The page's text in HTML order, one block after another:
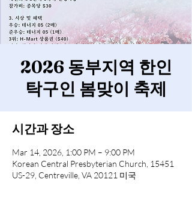
2026 동부지역 한인
탁구인 봄맞이 축제
시간과 장소
Mar 14, 2026, 1:00 PM – 9:00 PM
Korean Central Presbyterian Church, 15451
US-29, Centreville, VA 20121 미국